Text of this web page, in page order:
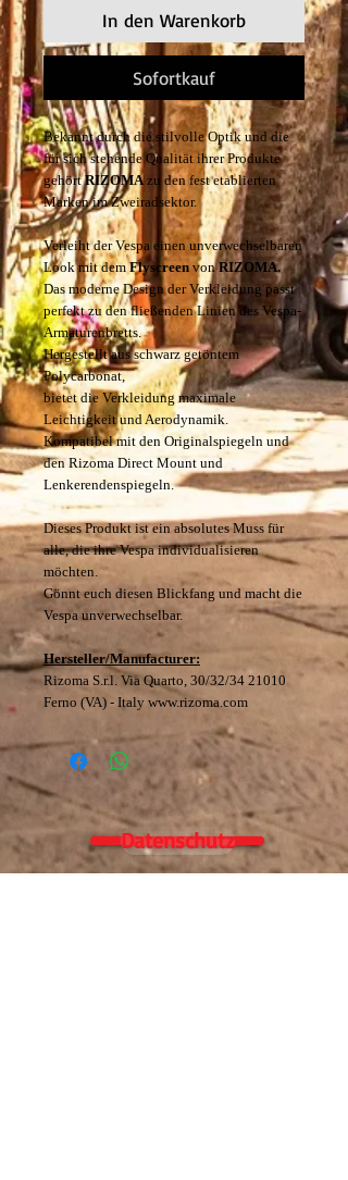
In den Warenkorb
Sofortkauf
Bekannt durch die stilvolle Optik und die
für sich stehende Qualität ihrer Produkte
gehörtRIZOMA zu den fest etablierten
Marken im Zweiradsektor.
Verleiht der Vespa einen unverwechselbaren
Look mit demFlyscreenvonRIZOMA.
Das moderne Design der Verkleidung passt
perfekt zu den fließenden Linien des Vespa-
Armaturenbretts.
Hergestellt aus schwarz getöntem
Polycarbonat,
bietet die Verkleidung maximale
Leichtigkeit und Aerodynamik.
Kompatibel mit den Originalspiegeln und
den Rizoma Direct Mount und
Lenkerendenspiegeln.
Dieses Produkt ist ein absolutes Muss für
alle, die ihre Vespa individualisieren
möchten.
Gönnt euch diesen Blickfang und macht die
Vespa unverwechselbar.
Hersteller/Manufacturer:
Rizoma S.r.l. Via Quarto, 30/32/34 21010
Ferno (VA) - Italy www.rizoma.com
Datenschutz